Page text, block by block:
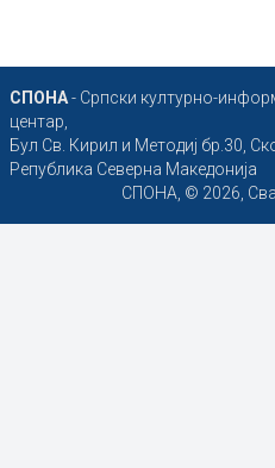
СПОНА- Српски културно-
центар,
Бул Св. Кирил и Методиј бр.30,
Република Северна Македонија
СПОНА, © 2026,